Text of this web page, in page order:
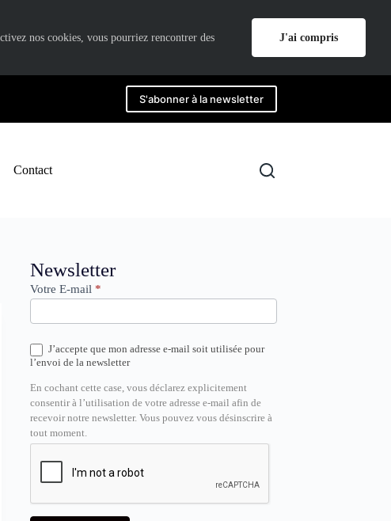
S'abonner à la newsletter
Contact
Newsletter
Newsletter
Votre E-mail *
J’accepte que mon adresse e-mail soit utilisée pour
l’envoi de la newsletter
En cochant cette case, vous déclarez explicitement
consentir à l’utilisation de votre adresse e-mail afin de
recevoir notre newsletter. Vous pouvez vous désinscrire à
tout moment.
nos cookies, vous pourriez rencontrer des
J'ai compris